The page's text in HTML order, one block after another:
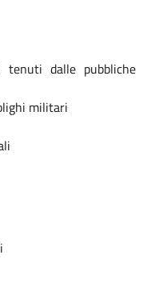
dalle pubbliche
militari